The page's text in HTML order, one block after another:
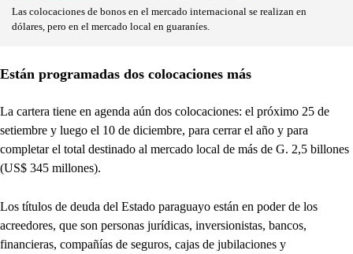
Las colocaciones de bonos en el mercado internacional se realizan en
dólares, pero en el mercado local en guaraníes.
Están programadas dos colocaciones más
La cartera tiene en agenda aún dos colocaciones: el próximo 25 de
setiembre y luego el 10 de diciembre, para cerrar el año y para
completar el total destinado al mercado local de más de G. 2,5 billones
(US$ 345 millones).
Los títulos de deuda del Estado paraguayo están en poder de los
acreedores, que son personas jurídicas, inversionistas, bancos,
financieras, compañías de seguros, cajas de jubilaciones y